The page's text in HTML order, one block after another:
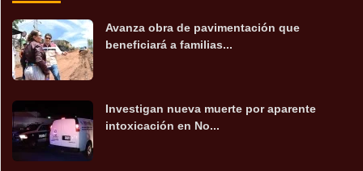
Avanza obra de pavimentación que
beneficiará a familias...
Investigan nueva muerte por aparente
intoxicación en No...